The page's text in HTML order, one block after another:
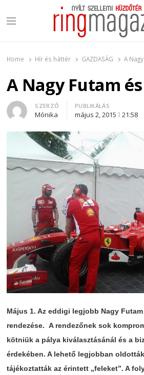
Menu
Home Hír és háttér GAZDASÁG A
A Nagy Futam
Author
SZERZŐ
Mónika
PUBLIKÁLÁS
május 2, 2015 21:58
Május 1.Az eddigi legjobb Nagy Futam
rendezése. A rendezőnek sok
kötniük a pálya kiválasztásánál és a
érdekében. A lehető legjobban oldották
tájékoztatták az érintett „feleket”. A